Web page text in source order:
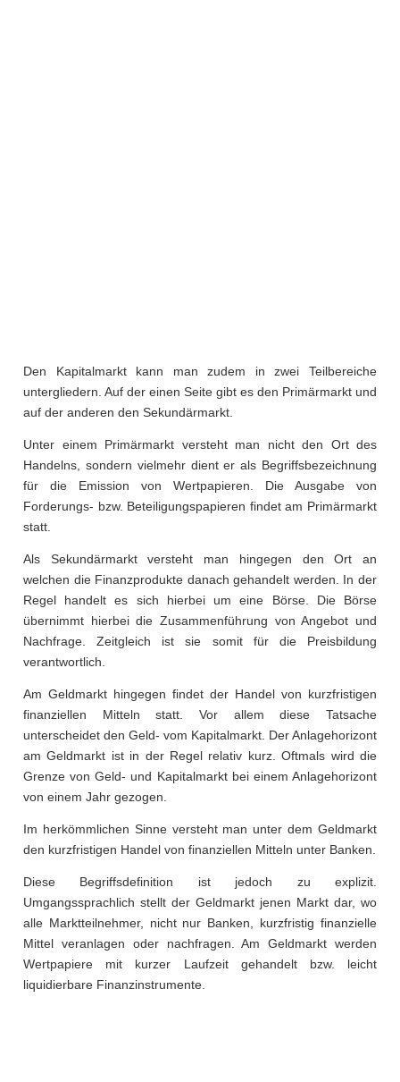
Den Kapitalmarkt kann man zudem in zwei Teilbereiche
untergliedern. Auf der einen Seite gibt es den Primärmarkt und
auf der anderen den Sekundärmarkt.
Unter einem Primärmarkt versteht man nicht den Ort des
Handelns, sondern vielmehr dient er als Begriffsbezeichnung
für die Emission von Wertpapieren. Die Ausgabe von
Forderungs- bzw. Beteiligungspapieren findet am Primärmarkt
statt.
Als Sekundärmarkt versteht man hingegen den Ort an
welchen die Finanzprodukte danach gehandelt werden. In der
Regel handelt es sich hierbei um eine Börse. Die Börse
übernimmt hierbei die Zusammenführung von Angebot und
Nachfrage. Zeitgleich ist sie somit für die Preisbildung
verantwortlich.
Am Geldmarkt hingegen findet der Handel von kurzfristigen
finanziellen Mitteln statt. Vor allem diese Tatsache
unterscheidet den Geld- vom Kapitalmarkt. Der Anlagehorizont
am Geldmarkt ist in der Regel relativ kurz. Oftmals wird die
Grenze von Geld- und Kapitalmarkt bei einem Anlagehorizont
von einem Jahr gezogen.
Im herkömmlichen Sinne versteht man unter dem Geldmarkt
den kurzfristigen Handel von finanziellen Mitteln unter Banken.
Diese Begriffsdefinition ist jedoch zu explizit.
Umgangssprachlich stellt der Geldmarkt jenen Markt dar, wo
alle Marktteilnehmer, nicht nur Banken, kurzfristig finanzielle
Mittel veranlagen oder nachfragen. Am Geldmarkt werden
Wertpapiere mit kurzer Laufzeit gehandelt bzw. leicht
liquidierbare Finanzinstrumente.